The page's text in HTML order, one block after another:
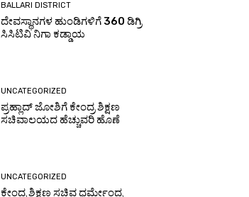
BALLARI DISTRICT
ದೇವಸ್ಥಾನಗಳ ಹುಂಡಿಗಳಿಗೆ 360 ಡಿಗ್ರಿ
ಸಿಸಿಟಿವಿ ನಿಗಾ ಕಡ್ಡಾಯ
UNCATEGORIZED
ಪ್ರಹ್ಲಾದ್ ಜೋಶಿಗೆ ಕೇಂದ್ರ ಶಿಕ್ಷಣ
ಸಚಿವಾಲಯದ ಹೆಚ್ಚುವರಿ ಹೊಣೆ
UNCATEGORIZED
ಕೇಂದ್ರ ಶಿಕ್ಷಣ ಸಚಿವ ಧರ್ಮೇಂದ್ರ